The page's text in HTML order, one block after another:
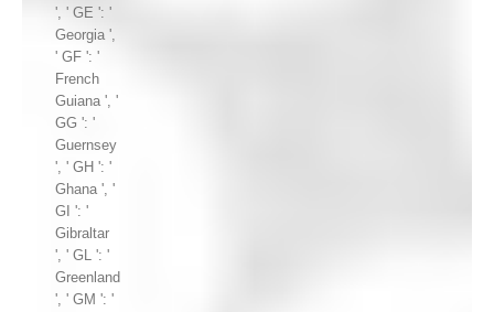
', ' GE ': '
Georgia ',
' GF ': '
French
Guiana ', '
GG ': '
Guernsey
', ' GH ': '
Ghana ', '
GI ': '
Gibraltar
', ' GL ': '
Greenland
', ' GM ': '